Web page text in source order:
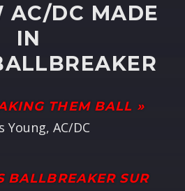
AC/DC MADE
IN
THEM BALL »
Young, AC/DC
BALLBREAKER SUR